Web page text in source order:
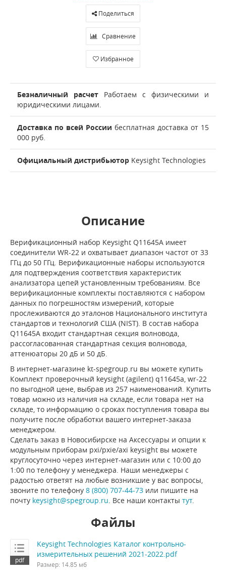
Поделиться
Сравнение
Избранное
Безналичный расчет Работаем с физическими и
юридическими лицами.
Доставка по всей России бесплатная доставка от 15
000 руб.
Официальный дистрибьютор Keysight Technologies
Описание
Верификационный набор Keysight Q11645A имеет
соединители WR-22 и охватывает диапазон частот от 33
ГГц до 50 ГГц. Верификационные наборы используются
для подтверждения соответствия характеристик
анализатора цепей установленным требованиям. Все
верификационные комплекты поставляются с набором
данных по погрешностям измерений, которые
прослеживаются до эталонов Национального института
стандартов и технологий США (NIST). В состав набора
Q11645A входит стандартная секция волновода,
рассогласованная стандартная секция волновода,
аттенюаторы 20 дБ и 50 дБ.
В интернет-магазине kt-spegroup.ru вы можете купить
Комплект проверочный keysight (agilent) q11645a, wr-22
по выгодной цене, выбрав из 257 наименований. Купить
товар можно из наличия на складе, если товара нет на
складе, то информацию о сроках поступления товара вы
получите после обработки вашего интернет-заказа
менеджером.
Сделать заказ в Новосибирске на Аксессуары и опции к
модульным приборам pxi/pxie/axi keysight вы можете
круглосуточно через интернет-магазин или с 10:00 до
1:00 по телефону у менеджера. Наши менеджеры с
радостью ответят на любые возникшие у вас вопросы,
звоните по телефону 8 (800) 707-44-73 или пишите на
почту keysight@spegroup.ru. Все наши контакты тут.
Файлы
Keysight Technologies Каталог контрольно-
измерительных решений 2021-2022.pdf
Размер: 14.85 мб